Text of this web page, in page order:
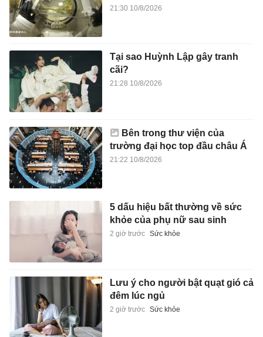
21:30 10/8/2026
Tại sao Huỳnh Lập gây tranh
cãi?
21:28 10/8/2026
Bên trong thư viện của
trường đại học top đầu châu Á
21:22 10/8/2026
5 dấu hiệu bất thường về sức
khỏe của phụ nữ sau sinh
2 giờ trước Sức khỏe
Lưu ý cho người bật quạt gió cả
đêm lúc ngủ
2 giờ trước Sức khỏe